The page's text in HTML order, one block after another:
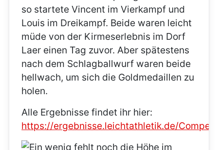
so startete Vincent im Vierkampf und
Louis im Dreikampf. Beide waren leicht
müde von der Kirmeserlebnis im Dorf
Laer einen Tag zuvor. Aber spätestens
nach dem Schlagballwurf waren beide
hellwach, um sich die Goldmedaillen zu
holen.
Alle Ergebnisse findet ihr hier:
https://ergebnisse.leichtathletik.de/